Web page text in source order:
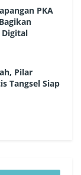
PKA
Pilar
Tangsel Siap